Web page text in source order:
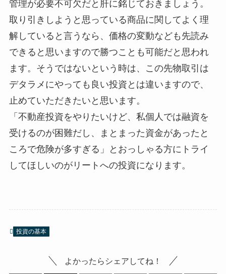
管理が必要不可欠だと肝に銘じておきましょう。
取り引きしようと思っている商品に関してよく理
解していると言うなら、価格の変動なども先読み
できると思いますので勝つことも可能だと思われ
ます。そうではないという時は、この先物取引は
デタラメにやっても良い投資とは違いますので、
止めていただきたいと思います。
「不動産投資をやりたいけど、私個人では融資を
受けるのが困難だし、まとまった資金があったと
ころで危険が多すぎる」とおっしゃる方にトライ
してほしいのがリートへの投資になります。
投資の基本
よかったらシェアしてね！